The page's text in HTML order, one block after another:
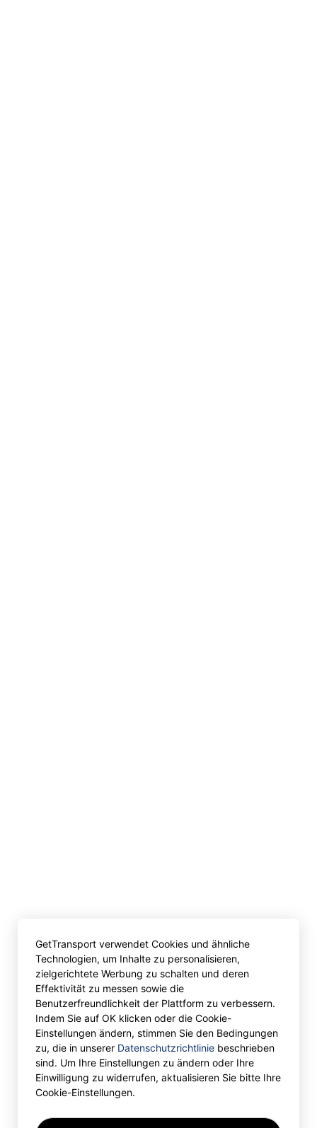
GetTransport verwendet Cookies und ähnliche
Technologien, um Inhalte zu personalisieren,
zielgerichtete Werbung zu schalten und deren
Effektivität zu messen sowie die
Benutzerfreundlichkeit der Plattform zu verbessern.
Indem Sie auf OK klicken oder die Cookie-
Einstellungen ändern, stimmen Sie den Bedingungen
zu, die in unserer Datenschutzrichtlinie beschrieben
sind. Um Ihre Einstellungen zu ändern oder Ihre
Einwilligung zu widerrufen, aktualisieren Sie bitte Ihre
Cookie-Einstellungen.